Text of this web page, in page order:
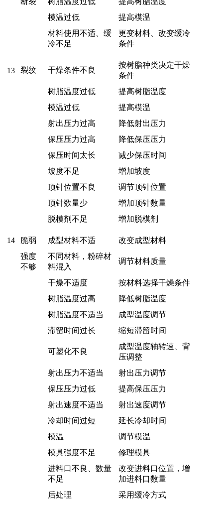
模温过低
提高模温
材料使用不适、缓
冷不足
更变材料、改变缓冷
条件
13 裂纹 干燥条件不良
按树脂种类决定干燥
条件
树脂温度过低
提高树脂温度
模温过低
提高模温
射出压力过高
降低射出压力
保压压力过高
降低保压压力
保压时间太长
减少保压时间
坡度不足
增加坡度
顶针位置不良
调节顶针位置
顶针数量少
增加顶针数量
脱模剂不足
增加脱模剂
14 脆弱 成型材料不适
改变成型材料
强度
不够
不同材料，粉碎材
料混入
调节材料质量
干燥不适度
按材料选择干燥条件
树脂温度过高
降低树脂温度
树脂温度不适当
成型温度调节
滞留时间过长
缩短滞留时间
可塑化不良
成型温度轴转速、背
压调整
射出压力不适当
射出压力调节
保压压力过低
提高保压压力
射出速度不适当
射出速度调节
冷却时间过短
延长冷却时间
模温
调节模温
模具强度不足
修理模具
进料口不良、数量
不足
改变进料口位置，增
加进料口数量
后处理
采用缓冷方式